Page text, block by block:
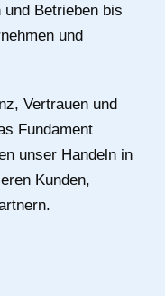
Betrieben bis
und
Vertrauen und
Fundament
unser Handeln in
Kunden,